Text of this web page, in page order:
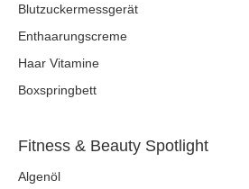
Blutzuckermessgerät
Enthaarungscreme
Haar Vitamine
Boxspringbett
Fitness & Beauty Spotlight
Algenöl